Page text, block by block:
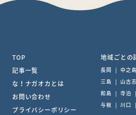
TOP
記事一覧
な！ナガオカとは
お問い合わせ
プライバシーポリシー
地域ごとの
長岡 | 中之島
三島 | 山古志
和島 | 寺泊 |
与板 | 川口 |